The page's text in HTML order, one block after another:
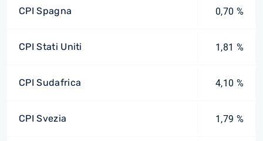
CPI Spagna 0,70 %
CPI Stati Uniti 1,81 %
CPI Sudafrica 4,10 %
CPI Svezia 1,79 %